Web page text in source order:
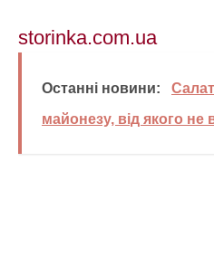
storinka.com.ua
Останні новини:
майонезу, від якого не